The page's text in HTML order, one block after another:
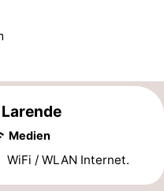
Medien
WiFi / WLAN Internet.